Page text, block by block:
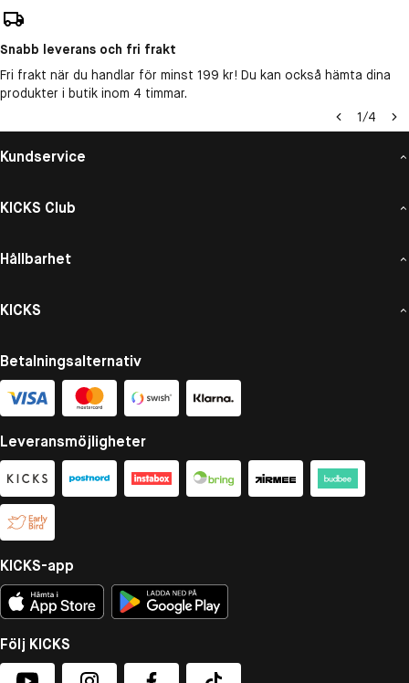
Snabb leverans och fri frakt
Fri frakt när du handlar för minst 199 kr! Du kan också hämta dina
produkter i butik inom 4 timmar.
1/4
Kundservice
KICKS Club
Hållbarhet
KICKS
Betalningsalternativ
Leveransmöjligheter
KICKS-app
Följ KICKS